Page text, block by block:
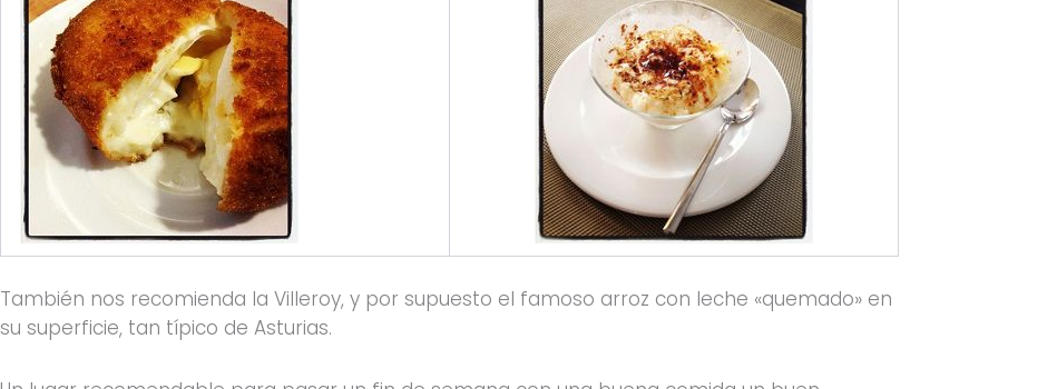
También nos recomienda la Villeroy, y por supuesto el famoso arroz con leche «quemado» en
su superficie, tan típico de Asturias.